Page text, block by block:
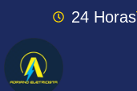
24 Horas